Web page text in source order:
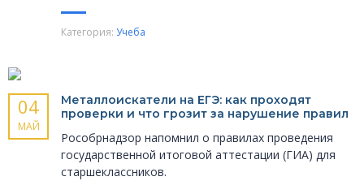
Категория: Учеба
04
МАЙ
Металлоискатели на ЕГЭ: как проходят
проверки и что грозит за нарушение правил
Рособрнадзор напомнил о правилах проведения
государственной итоговой аттестации (ГИА) для
старшеклассников.